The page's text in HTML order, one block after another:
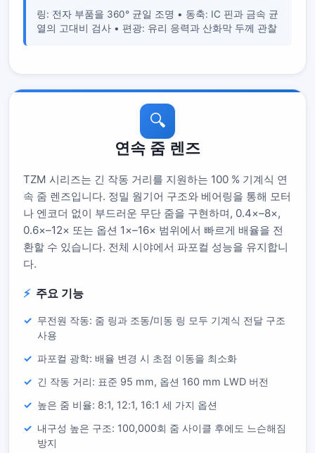
링: 전자 부품을 360° 균일 조명 • 동축: IC 핀과 금속 균
열의 고대비 검사 • 편광: 유리 응력과 산화막 두께 관찰
🔍
연속 줌 렌즈
TZM 시리즈는 긴 작동 거리를 지원하는 100 % 기계식 연
속 줌 렌즈입니다. 정밀 웜기어 구조와 베어링을 통해 모터
나 엔코더 없이 부드러운 무단 줌을 구현하며, 0.4×–8×,
0.6×–12× 또는 옵션 1×–16× 범위에서 빠르게 배율을 전
환할 수 있습니다. 전체 시야에서 파포컬 성능을 유지합니
다.
주요 기능
무전원 작동: 줌 링과 조동/미동 링 모두 기계식 전달 구조
사용
파포컬 광학: 배율 변경 시 초점 이동을 최소화
긴 작동 거리: 표준 95 mm, 옵션 160 mm LWD 버전
높은 줌 비율: 8:1, 12:1, 16:1 세 가지 옵션
내구성 높은 구조: 100,000회 줌 사이클 후에도 느슨해짐
방지